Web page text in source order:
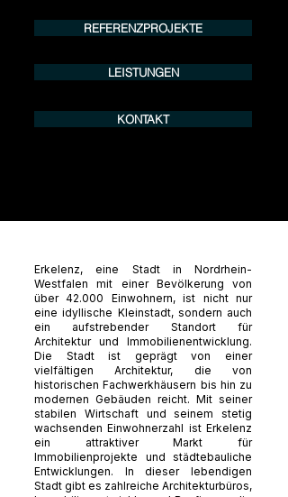
REFERENZPROJEKTE
LEISTUNGEN
KONTAKT
Erkelenz, eine Stadt in Nordrhein-
Westfalen mit einer Bevölkerung von
über 42.000 Einwohnern, ist nicht nur
eine idyllische Kleinstadt, sondern auch
ein aufstrebender Standort für
Architektur und Immobilienentwicklung.
Die Stadt ist geprägt von einer
vielfältigen Architektur, die von
historischen Fachwerkhäusern bis hin zu
modernen Gebäuden reicht. Mit seiner
stabilen Wirtschaft und seinem stetig
wachsenden Einwohnerzahl ist Erkelenz
ein attraktiver Markt für
Immobilienprojekte und städtebauliche
Entwicklungen. In dieser lebendigen
Stadt gibt es zahlreiche Architekturbüros,